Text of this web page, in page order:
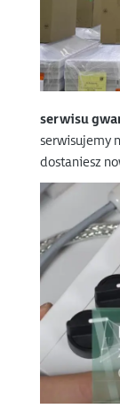
serwisu
serwisujemy
dostaniesz